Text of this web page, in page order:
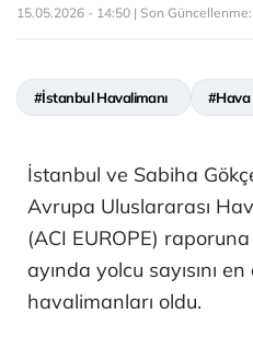
15.05.2026 - 14:50 | Son Güncellenme:
#İstanbul Havalimanı #Hava
İstanbul ve Sabiha
Avrupa Uluslararası
(ACI EUROPE)
ayında yolcu sayısını
havalimanları oldu.